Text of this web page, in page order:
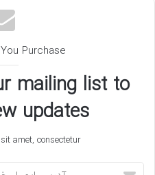
Purchase
mailing list to
updates!
amet, consectetur.
آدرس